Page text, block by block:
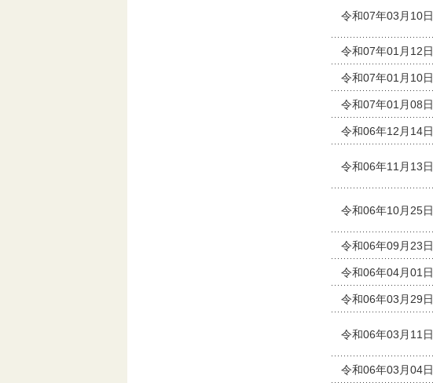
令和07年03月10日
令和07年01月12日
令和07年01月10日
令和07年01月08日
令和06年12月14日
令和06年11月13日
令和06年10月25日
令和06年09月23日
令和06年04月01日
令和06年03月29日
令和06年03月11日
令和06年03月04日